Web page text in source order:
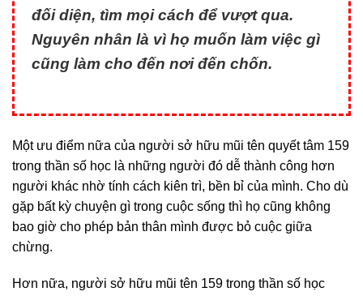
đối diện, tìm mọi cách để vượt qua.
Nguyên nhân là vì họ muốn làm việc gì
cũng làm cho đến nơi đến chốn.
Một ưu điểm nữa của người sở hữu mũi tên quyết tâm 159
trong thần số học là những người đó dễ thành công hơn
người khác nhờ tính cách kiên trì, bền bỉ của mình. Cho dù
gặp bất kỳ chuyện gì trong cuộc sống thì họ cũng không
bao giờ cho phép bản thân mình được bỏ cuộc giữa
chừng.
Hơn nữa, người sở hữu mũi tên 159 trong thần số học